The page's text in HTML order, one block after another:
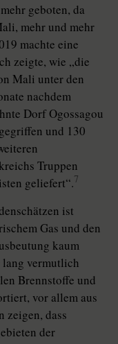
geboten, da
mehr und mehr
machte eine
zeigte, wie „die
Mali unter den
nachdem
Dorf Ogossagou
und 130
Truppen
geliefert“.7
ist
Gas und den
kaum
vermutlich
Brennstoffe und
vor allem aus
zeigen, dass
der